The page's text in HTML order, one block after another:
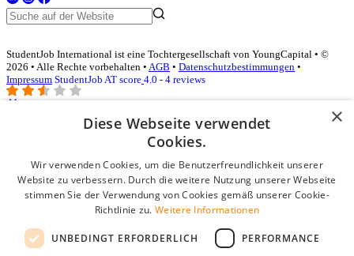
StudentJob International ist eine Tochtergesellschaft von YoungCapital • ©
2026 • Alle Rechte vorbehalten • AGB • Datenschutzbestimmungen •
Impressum StudentJob AT score 4.0 - 4 reviews
Login für Unternehmen
E-Mail*
Passwort
Angemeldet bleiben
Passwort vergessen?
×
Diese Webseite verwendet
Cookies.
Wir verwenden Cookies, um die Benutzerfreundlichkeit unserer
Website zu verbessern. Durch die weitere Nutzung unserer Webseite
stimmen Sie der Verwendung von Cookies gemäß unserer Cookie-
Richtlinie zu. Weitere Informationen
UNBEDINGT ERFORDERLICH PERFORMANCE